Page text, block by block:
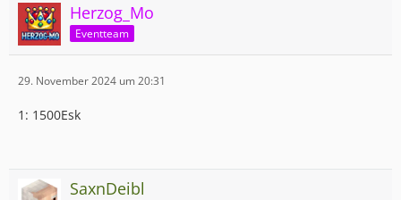
Herzog_Mo
Eventteam
29. November 2024 um 20:31
1: 1500Esk
SaxnDeibl